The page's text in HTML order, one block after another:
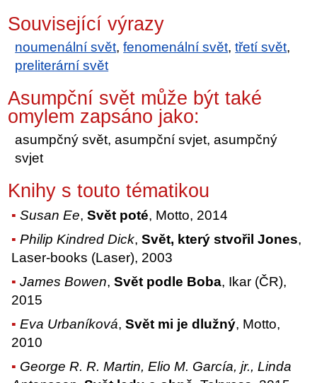
Související výrazy
noumenální svět,fenomenální svět,třetí svět,
preliterární svět
Asumpční svět může být také
omylem zapsáno jako:
asumpčný svět, asumpční svjet, asumpčný
svjet
Knihy s touto tématikou
Susan Ee,Svět poté, Motto, 2014
Philip Kindred Dick,Svět, který stvořil Jones,
Laser-books (Laser), 2003
James Bowen,Svět podle Boba, Ikar (ČR),
2015
Eva Urbaníková,Svět mi je dlužný, Motto,
2010
George R. R. Martin, Elio M. García, jr., Linda